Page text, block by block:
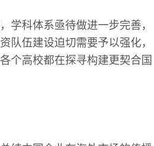
学科体系亟待做进一步完善，
队伍建设迫切需要予以强化，
个高校都在探寻构建更契合国